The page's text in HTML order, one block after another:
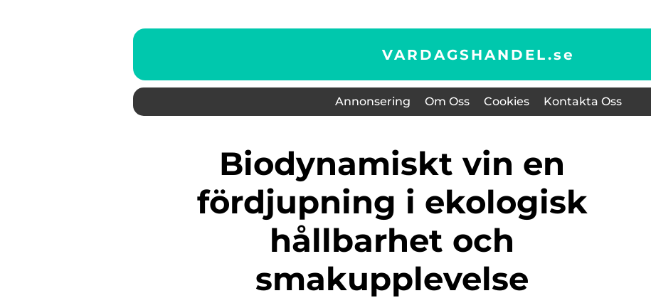
VARDAGSHANDEL.se
Annonsering Om Oss Cookies Kontakta Oss
Biodynamiskt vin en
fördjupning i ekologisk
hållbarhet och
smakupplevelse